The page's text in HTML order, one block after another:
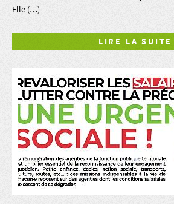
Elle (…)
LIRE LA SUITE